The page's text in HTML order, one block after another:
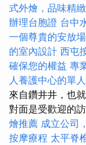
式外燴，品味精
辦理台胞證 台中
一個尊貴的安放
的室內設計 西屯
確保您的權益 專
人養護中心的單
來自鑽井井，也
對面是受歡迎的
燴推薦 成立公司
按摩療程 太平脊